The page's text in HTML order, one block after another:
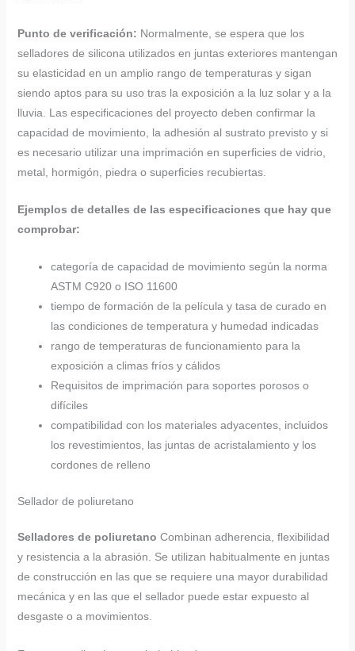
Punto de verificación: Normalmente, se espera que los
selladores de silicona utilizados en juntas exteriores mantengan
su elasticidad en un amplio rango de temperaturas y sigan
siendo aptos para su uso tras la exposición a la luz solar y a la
lluvia. Las especificaciones del proyecto deben confirmar la
capacidad de movimiento, la adhesión al sustrato previsto y si
es necesario utilizar una imprimación en superficies de vidrio,
metal, hormigón, piedra o superficies recubiertas.
Ejemplos de detalles de las especificaciones que hay que
comprobar:
categoría de capacidad de movimiento según la norma
ASTM C920 o ISO 11600
tiempo de formación de la película y tasa de curado en
las condiciones de temperatura y humedad indicadas
rango de temperaturas de funcionamiento para la
exposición a climas fríos y cálidos
Requisitos de imprimación para soportes porosos o
difíciles
compatibilidad con los materiales adyacentes, incluidos
los revestimientos, las juntas de acristalamiento y los
cordones de relleno
Sellador de poliuretano
Selladores de poliuretano Combinan adherencia, flexibilidad
y resistencia a la abrasión. Se utilizan habitualmente en juntas
de construcción en las que se requiere una mayor durabilidad
mecánica y en las que el sellador puede estar expuesto al
desgaste o a movimientos.